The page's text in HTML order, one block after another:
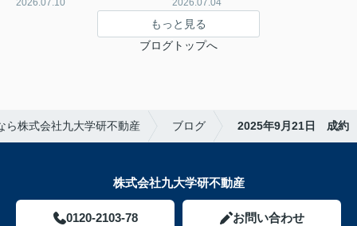
2026.07.10 2026.07.04
もっと見る
ブログトップへ
ら株式会社九大学研不動産 ブログ 2025年9月21日 成約
株式会社九大学研不動産
0120-2103-78 お問い合わせ